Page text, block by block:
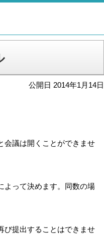
公開日 2014年1月14日
会議は開くことができませ
よって決めます。同数の場
び提出することはできませ